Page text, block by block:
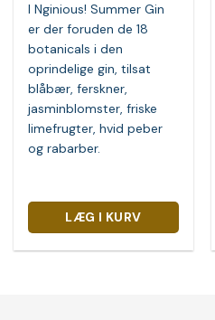
I Nginious! Summer Gin
er der foruden de 18
botanicals i den
oprindelige gin, tilsat
blåbær, ferskner,
jasminblomster, friske
limefrugter, hvid peber
og rabarber.
LÆG I KURV